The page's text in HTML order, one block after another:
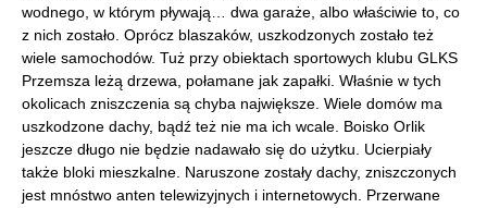
wodnego, w którym pływają… dwa garaże, albo właściwie to, co
z nich zostało. Oprócz blaszaków, uszkodzonych zostało też
wiele samochodów. Tuż przy obiektach sportowych klubu GLKS
Przemsza leżą drzewa, połamane jak zapałki. Właśnie w tych
okolicach zniszczenia są chyba największe. Wiele domów ma
uszkodzone dachy, bądź też nie ma ich wcale. Boisko Orlik
jeszcze długo nie będzie nadawało się do użytku. Ucierpiały
także bloki mieszkalne. Naruszone zostały dachy, zniszczonych
jest mnóstwo anten telewizyjnych i internetowych. Przerwane